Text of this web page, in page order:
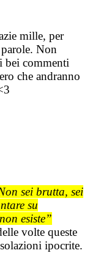
mille, per
parole. Non
bei commenti
che andranno
sei brutta, sei
su
esiste”
volte queste
ipocrite.